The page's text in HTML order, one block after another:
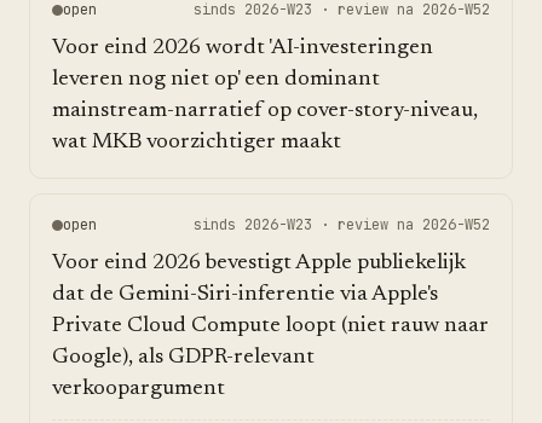
open sinds 2026-W23 · review na 2026-W52
Voor eind 2026 wordt 'AI-investeringen
leveren nog niet op' een dominant
mainstream-narratief op cover-story-niveau,
wat MKB voorzichtiger maakt
open sinds 2026-W23 · review na 2026-W52
Voor eind 2026 bevestigt Apple publiekelijk
dat de Gemini-Siri-inferentie via Apple's
Private Cloud Compute loopt (niet rauw naar
Google), als GDPR-relevant
verkoopargument